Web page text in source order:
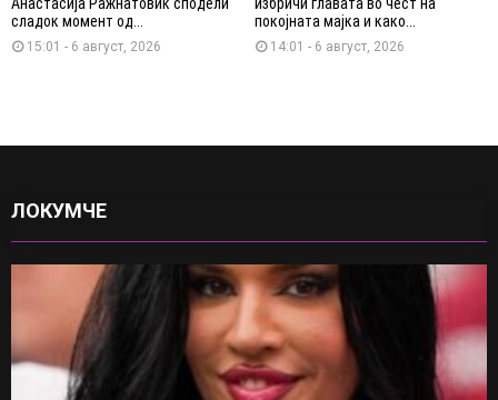
Анастасија Ражнатовиќ сподели
сладок момент од...
15:01 - 6 август, 2026
избричи главата во чест на
покојната мајка и како...
14:01 - 6 август, 2026
ЛОКУМЧЕ